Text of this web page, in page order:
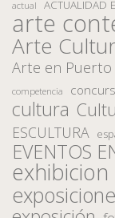
actual ACTUALIDAD
arte
Arte
Arte en Puerto
competencia
cultura
ESCULTURA
EVENTOS
exhibicion